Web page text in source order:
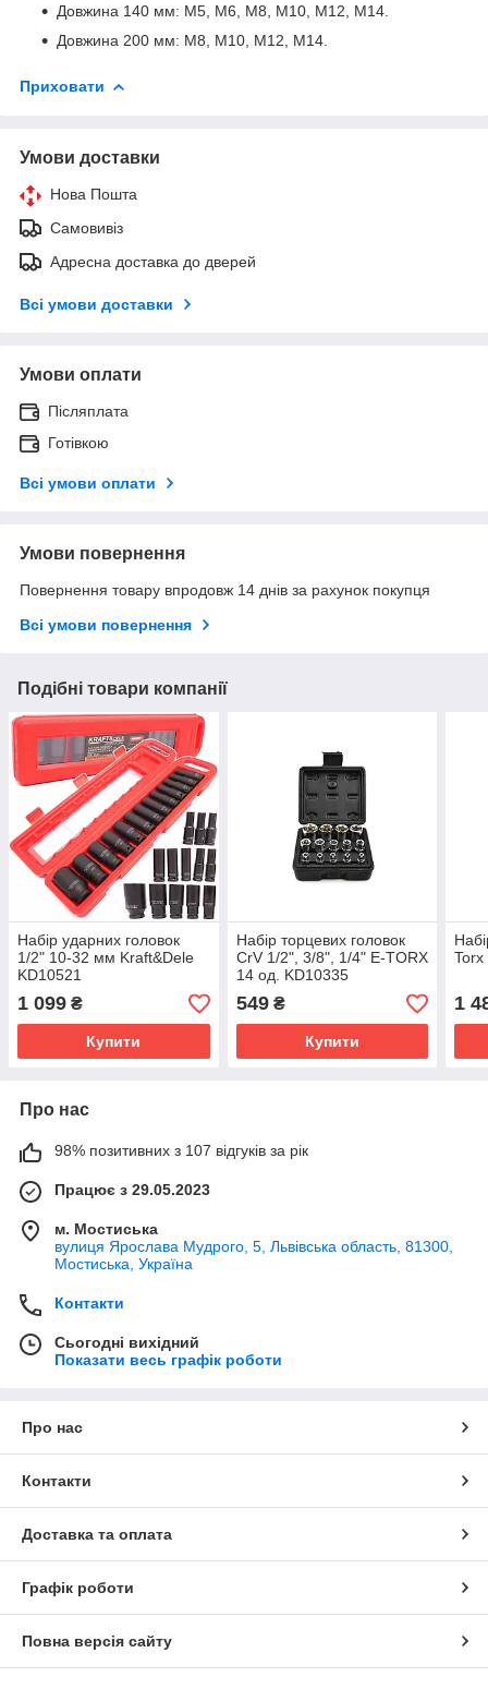
Довжина 140 мм: M5, M6, M8, M10, M12, M14.
Довжина 200 мм: М8, М10, М12, М14.
Приховати
Умови доставки
Нова Пошта
Самовивіз
Адресна доставка до дверей
Всі умови доставки
Умови оплати
Післяплата
Готівкою
Всі умови оплати
Умови повернення
Повернення товару впродовж 14 днів за рахунок покупця
Всі умови повернення
Подібні товари компанії
Набір ударних головок
1/2" 10-32 мм Kraft&Dele
KD10521
1 099 ₴
Купити
Набір торцевих головок
CrV 1/2", 3/8", 1/4" E-TORX
14 од. KD10335
549₴
Купити
1
Про нас
98% позитивних з 107 відгуків за рік
Працює з 29.05.2023
м. Мостиська
вулиця Ярослава Мудрого, 5, Львівська область, 81300,
Мостиська, Україна
Контакти
Сьогодні вихідний
Показати весь графік роботи
Про нас
Контакти
Доставка та оплата
Графік роботи
Повна версія сайту